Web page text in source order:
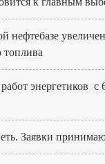
нефтебазе
топлива
энергетиков с
Заявки